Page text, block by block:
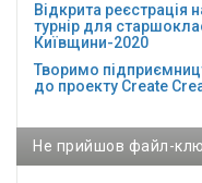
Відкрита реєстрація
турнір для
Київщини-2020
Творимо
до проекту Сreate
Не прийшов файл-